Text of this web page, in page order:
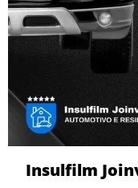
Insulfilm